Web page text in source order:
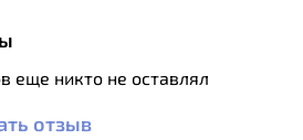
пользоваться
из пищевой нержавеющей
сильное нагревание
еще никто не оставлял
отзыв